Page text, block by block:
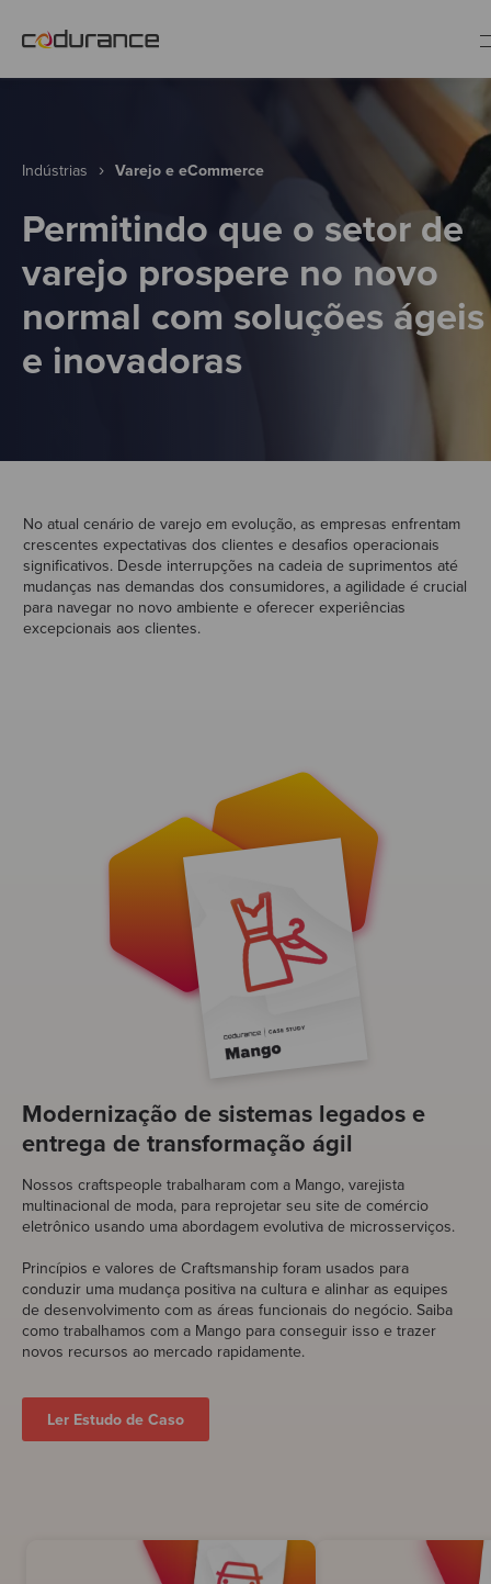
Indústrias
Serviços
Insights
Quem somos
Indústrias Varejo e eCommerce
Permitindo que o setor de
varejo prospere no novo
normal com soluções ágeis
e inovadoras
No atual cenário de varejo em evolução, as empresas enfrentam
crescentes expectativas dos clientes e desafios operacionais
significativos. Desde interrupções na cadeia de suprimentos até
mudanças nas demandas dos consumidores, a agilidade é crucial
para navegar no novo ambiente e oferecer experiências
excepcionais aos clientes.
Modernização de sistemas legados e
entrega de transformação ágil
Nossos craftspeople trabalharam com a Mango, varejista
multinacional de moda, para reprojetar seu site de comércio
eletrônico usando uma abordagem evolutiva de microsserviços.
Princípios e valores de Craftsmanship foram usados para
conduzir uma mudança positiva na cultura e alinhar as equipes
de desenvolvimento com as áreas funcionais do negócio. Saiba
como trabalhamos com a Mango para conseguir isso e trazer
novos recursos ao mercado rapidamente.
Ler Estudo de Caso